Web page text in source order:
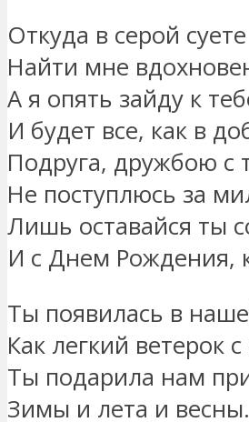
Откуда в серой суете
Найти мне
А я опять зайду к
И будет все, как в
Подруга, дружбою с
Не поступлюсь за
Лишь оставайся ты
И с Днем Рождения,
Ты появилась в
Как легкий ветерок
Ты подарила нам
Зимы и лета и весны.